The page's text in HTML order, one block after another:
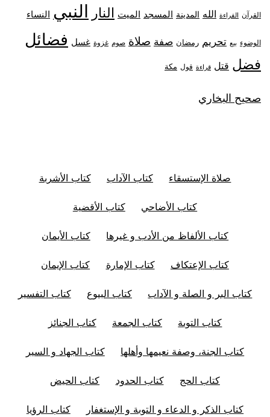
القرآن القراءة الله المدينة المسجد الميت النار النبي النساء
الوضوء بيع تحريم رمضان صفة صلاة صوم غزوة غسل فضائل
فضل قتل قراءة قول مكة
صحيح البخاري
صلاة الإستسقاء كتاب الآداب كتاب الأشربة
كتاب الأضاحي كتاب الأقضية
كتاب الألفاظ من الأدب و غيرها كتاب الأيمان
كتاب الإعتكاف كتاب الإمارة كتاب الإيمان
كتاب البر و الصلة و الآداب كتاب البيوع كتاب التفسير
كتاب التوبة كتاب الجمعة كتاب الجنائز
كتاب الجنة، وصفة نعيمها وأهلها كتاب الجهاد و السير
كتاب الحج كتاب الحدود كتاب الحيض
كتاب الذكر و الدعاء و التوبة و الإستغفار كتاب الرؤيا